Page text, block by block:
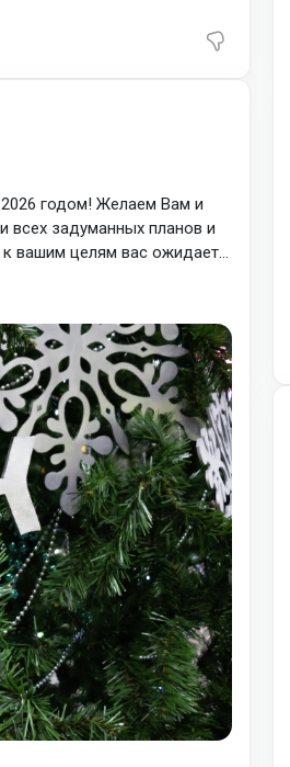
2026 годом! Желаем Вам и
всех задуманных планов и
к вашим целям вас ожидает
На сайте
+35 пользователей За